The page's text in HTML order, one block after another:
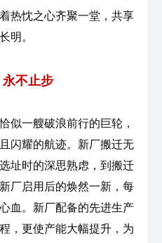
热忱之心齐聚一堂，共享
明。
不止步
似一艘破浪前行的巨轮，
闪耀的航迹。新厂搬迁无
址时的深思熟虑，到搬迁
厂启用后的焕然一新，每
血。新厂配备的先进生产
，更使产能大幅提升，为